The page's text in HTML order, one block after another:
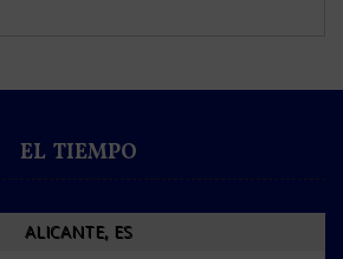
EL TIEMPO
ALICANTE, ES